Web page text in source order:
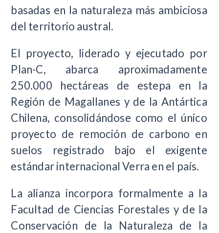
basadas en la naturaleza más ambiciosa
del territorio austral.
El proyecto, liderado y ejecutado por
Plan-C, abarca aproximadamente
250.000 hectáreas de estepa en la
Región de Magallanes y de la Antártica
Chilena, consolidándose como el único
proyecto de remoción de carbono en
suelos registrado bajo el exigente
estándar internacional Verra en el país.
La alianza incorpora formalmente a la
Facultad de Ciencias Forestales y de la
Conservación de la Naturaleza de la